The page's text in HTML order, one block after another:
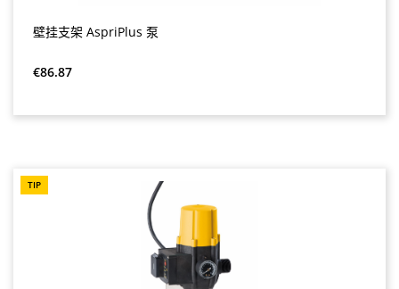
壁挂支架 AspriPlus 泵
Regular price:
€86.87
TIP